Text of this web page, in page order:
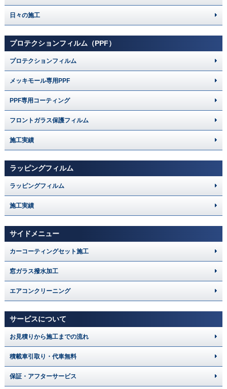
日々の施工
プロテクションフィルム（PPF）
プロテクションフィルム
メッキモール専用PPF
PPF専用コーティング
フロントガラス保護フィルム
施工実績
ラッピングフィルム
ラッピングフィルム
施工実績
サイドメニュー
カーコーティングセット施工
窓ガラス撥水加工
エアコンクリーニング
サービスについて
お見積りから施工までの流れ
積載車引取り・代車無料
保証・アフターサービス